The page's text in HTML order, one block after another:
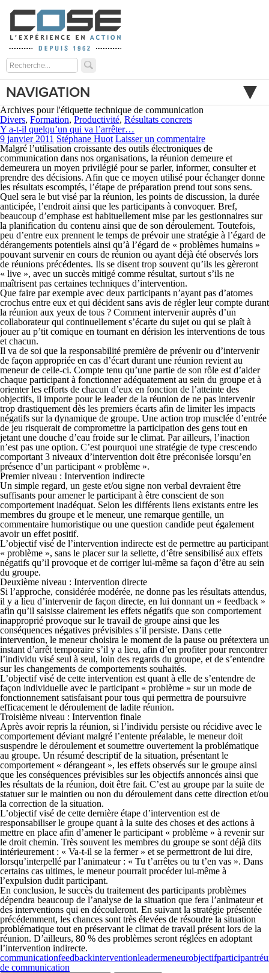
NAVIGATION
Archives pour l'étiquette technique de communication
Divers, Formation, Productivité, Résultats concrets
Y a-t-il quelqu’un qui va l’arrêter…
9 janvier 2011 Stéphane Huot Laisser un commentaire
Malgré l’utilisation croissante des outils électroniques de
communication dans nos organisations, la réunion demeure et
demeurera un moyen privilégié pour se parler, informer, consulter et
prendre des décisions. Afin que ce moyen utilisé pour échanger donne
les résultats escomptés, l’étape de préparation prend tout sons sens.
Quel sera le but visé par la réunion, les points de discussion, la durée
anticipée, l’endroit ainsi que les participants à convoquer. Bref,
beaucoup d’emphase est habituellement mise par les gestionnaires sur
la planification du contenu ainsi que de son déroulement. Toutefois,
peu d’entre eux prennent le temps de prévoir une stratégie à l’égard de
dérangements potentiels ainsi qu’à l’égard de « problèmes humains »
pouvant survenir en cours de réunion ou ayant déjà été observés lors
de réunions précédentes. Ils se disent trop souvent qu’ils les gèreront
« live », avec un succès mitigé comme résultat, surtout s’ils ne
maîtrisent pas certaines techniques d’intervention.
Que faire par exemple avec deux participants n’ayant pas d’atomes
crochus entre eux et qui décident sans avis de régler leur compte durant
la réunion aux yeux de tous ? Comment intervenir auprès d’un
collaborateur qui continuellement s’écarte du sujet ou qui se plaît à
jouer au p’tit comique en tournant en dérision les interventions de tous
et chacun.
Il va de soi que la responsabilité première de prévenir ou d’intervenir
de façon appropriée en cas d’écart durant une réunion revient au
meneur de celle-ci. Compte tenu qu’une partie de son rôle est d’aider
chaque participant à fonctionner adéquatement au sein du groupe et à
orienter les efforts de chacun d’eux en fonction de l’atteinte des
objectifs, il importe pour le leader de la réunion de ne pas intervenir
trop drastiquement dès les premiers écarts afin de limiter les impacts
négatifs sur la dynamique de groupe. Une action trop musclée d’entrée
de jeu risquerait de compromettre la participation des gens tout en
jetant une douche d’eau froide sur le climat. Par ailleurs, l’inaction
n’est pas une option. C’est pourquoi une stratégie de type crescendo
comportant 3 niveaux d’intervention doit être préconisée lorsqu’en
présence d’un participant « problème ».
Premier niveau : Intervention indirecte
Un simple regard, un geste et/ou signe non verbal devraient être
suffisants pour amener le participant à être conscient de son
comportement inadéquat. Selon les différents liens existants entre les
membres du groupe et le meneur, une remarque gentille, un
commentaire humoristique ou une question candide peut également
avoir un effet positif.
L’objectif visé de l’intervention indirecte est de permettre au participant
« problème », sans le placer sur la sellette, d’être sensibilisé aux effets
négatifs qu’il provoque et de corriger lui-même sa façon d’être au sein
du groupe.
Deuxième niveau : Intervention directe
Si l’approche, considérée modérée, ne donne pas les résultats attendus,
il y a lieu d’intervenir de façon directe, en lui donnant un « feedback »
afin qu’il saisisse clairement les effets négatifs que son comportement
inapproprié provoque sur le travail de groupe ainsi que les
conséquences négatives prévisibles s’il persiste. Dans cette
intervention, le meneur choisira le moment de la pause ou prétextera un
instant d’arrêt temporaire s’il y a lieu, afin d’en profiter pour rencontrer
l’individu visé seul à seul, loin des regards du groupe, et de s’entendre
sur les changements de comportements souhaités.
L’objectif visé de cette intervention est quant à elle de s’entendre de
façon individuelle avec le participant « problème » sur un mode de
fonctionnement satisfaisant pour tous qui permettra de poursuivre
efficacement le déroulement de ladite réunion.
Troisième niveau : Intervention finale
Après avoir repris la réunion, si l’individu persiste ou récidive avec le
comportement déviant malgré l’entente préalable, le meneur doit
suspendre le déroulement et soumettre ouvertement la problématique
au groupe. Un résumé descriptif de la situation, présentant le
comportement « dérangeant », les effets observés sur le groupe ainsi
que les conséquences prévisibles sur les objectifs annoncés ainsi que
les résultats de la réunion, doit être fait. C’est au groupe par la suite de
statuer sur le maintien ou non du déroulement dans cette direction et/ou
la correction de la situation.
L’objectif visé de cette dernière étape d’intervention est de
responsabiliser le groupe quant à la suite des choses et des actions à
mettre en place afin d’amener le participant « problème » à revenir sur
le droit chemin. Très souvent les membres du groupe se sont déjà dits
intérieurement : « Va-t-il se la fermer » et se permettront de lui dire,
lorsqu’interpellé par l’animateur : « Tu t’arrêtes ou tu t’en vas ». Dans
certains cas ultimes, le meneur pourrait procéder lui-même à
l’expulsion dudit participant.
En conclusion, le succès du traitement des participants problèmes
dépendra beaucoup de l’analyse de la situation que fera l’animateur et
des interventions qui en découleront. En suivant la stratégie présentée
précédemment, les chances sont très élevées de résoudre la situation
problématique tout en préservant le climat de travail présent lors de la
réunion. D’ailleurs, 80 % des problèmes seront réglées en adoptant
l’intervention indirecte.
communicationfeedbackinterventionleadermeneurobjectifparticipant
de communication